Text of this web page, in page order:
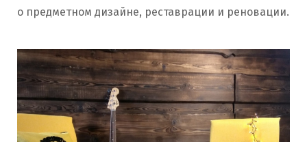
о предметном дизайне, реставрации и реновации.